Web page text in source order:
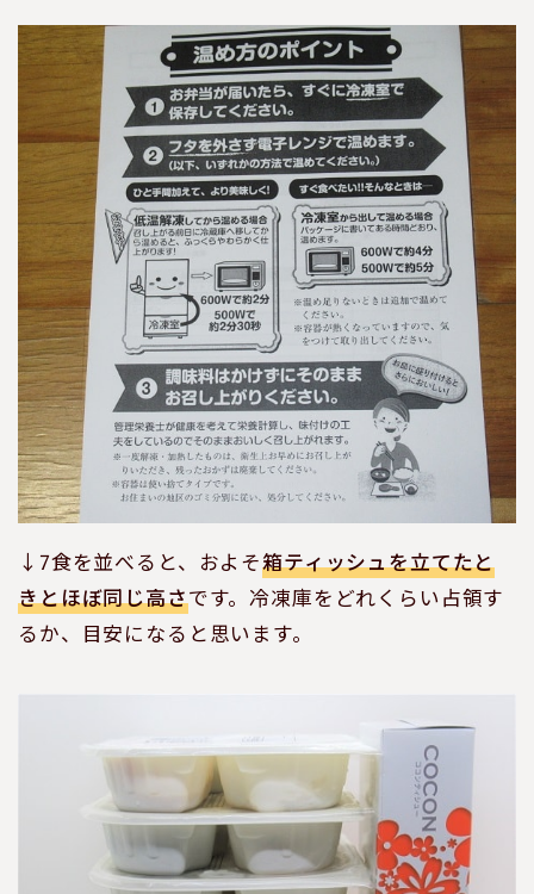
↓7食を並べると、およそ箱ティッシュを立てたと
きとほぼ同じ高さです。冷凍庫をどれくらい占領す
るか、目安になると思います。